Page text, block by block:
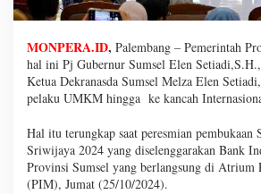
MONPERA.ID, Palembang – Pemerintah
hal ini Pj Gubernur Sumsel Elen
Ketua Dekranasda Sumsel Melza Elen
pelaku UMKM hingga ke kancah
Hal itu terungkap saat peresmian
Sriwijaya 2024 yang diselenggarakan Bank
Provinsi Sumsel yang berlangsung di Atrium
(PIM), Jumat (25/10/2024).